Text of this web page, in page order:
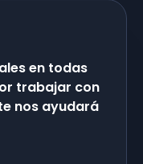
en todas
trabajar con
nos ayudará